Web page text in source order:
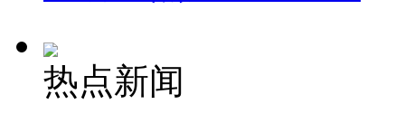
热点新闻